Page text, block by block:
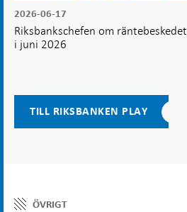
2026-06-17
Riksbankschefen om räntebeskedet
i juni 2026
TILL RIKSBANKEN PLAY
ÖVRIGT